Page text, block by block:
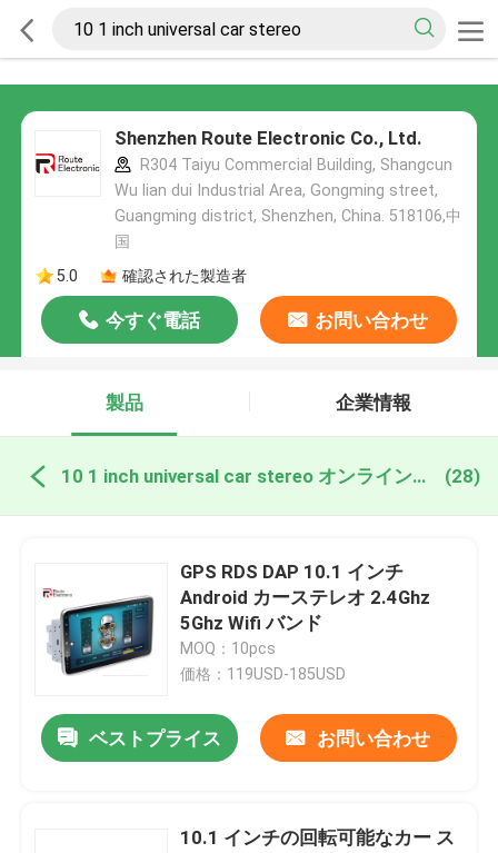
Shenzhen Route Electronic Co., Ltd.
R304 Taiyu Commercial Building, Shangcun
Wu lian dui Industrial Area, Gongming street,
Guangming district, Shenzhen, China. 518106,中
国
5.0
確認された製造者
今すぐ電話 お問い合わせ
製品 企業情報
10 1 inch universal car stereo オンライン製造 (28)
GPS RDS DAP 10.1 インチ
Android カーステレオ 2.4Ghz
5Ghz Wifi バンド
MOQ：10pcs
価格：119USD-185USD
ベストプライス お問い合わせ
10.1 インチの回転可能なカー ス